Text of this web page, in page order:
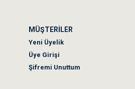
MÜŞTERİLER
Yeni Üyelik
Üye Girişi
Şifremi Unuttum